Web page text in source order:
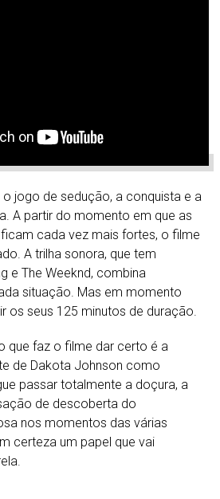
jogo de sedução, a conquista e a
A partir do momento em que as
cada vez mais fortes, o filme
A trilha sonora, que tem
e The Weeknd, combina
situação. Mas em momento
os seus 125 minutos de duração.
que faz o filme dar certo é a
de Dakota Johnson como
passar totalmente a doçura, a
de descoberta do
nos momentos das várias
certeza um papel que vai